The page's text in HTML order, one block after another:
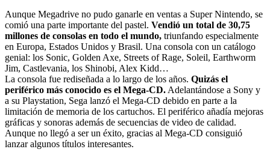
Aunque Megadrive no pudo ganarle en ventas a Super Nintendo, se
comió una parte importante del pastel. Vendió un total de 30,75
millones de consolas en todo el mundo, triunfando especialmente
en Europa, Estados Unidos y Brasil. Una consola con un catálogo
genial: los Sonic, Golden Axe, Streets of Rage, Soleil, Earthworm
Jim, Castlevania, los Shinobi, Alex Kidd…
La consola fue rediseñada a lo largo de los años. Quizás el
periférico más conocido es el Mega-CD. Adelantándose a Sony y
a su Playstation, Sega lanzó el Mega-CD debido en parte a la
limitación de memoria de los cartuchos. El periférico añadía mejoras
gráficas y sonoras además de secuencias de video de calidad.
Aunque no llegó a ser un éxito, gracias al Mega-CD consiguió
lanzar algunos títulos interesantes.